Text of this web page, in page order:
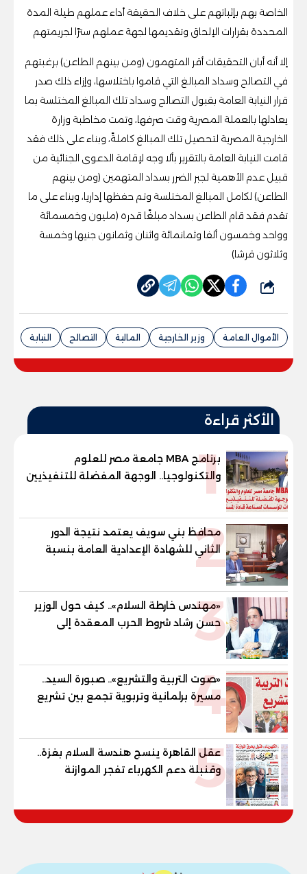
الخاصة بهم بإثباتهم على خلاف الحقيقة أداء عملهم طيلة المدة
المحددة بقرارات الإلحاق وتقديمها لجهة عملهم سترًا لجريمتهم
إلا أنه أبان التحقيقات أقر المتهمون (ومن بينهم الطاعن) برغبتهم
في التصالح وسداد المبالغ التي قاموا باختلاسها، وإزاء ذلك صدر
قرار النيابة العامة بقبول التصالح وسداد تلك المبالغ المختلسة بما
يعادلها بالعملة المصرية وقت صرفها، وتمت مخاطبة وزارة
الخارجية المصرية لتحصيل تلك المبالغ كاملةً، وبناء على ذلك فقد
قامت النيابة العامة بالتقرير بألا وجه لإقامة الدعوى الجنائية من
قبيل عدم الأهمية لجبر الضرر بسداد المتهمين (ومن بينهم
الطاعن) لكامل المبالغ المختلسة وتم حفظها إداريا، وبناء على ما
تقدم فقد قام الطاعن بسداد مبلغًا قدره (مليون وخمسمائة
وواحد وخمسون ألفا وثمانمائة واثنان وثمانون جنيها وخمسة
وثلاثون قرشا)
شارك
الأموال العامة وزير الخارجية المالية التصالح النيابة
الأكثر قراءة
1
برنامج MBA جامعة مصر للعلوم
والتكنولوجيا.. الوجهة المفضلة للتنفيذيين
وقيادات المؤسسات لصناعة قادة
2
محافظ بني سويف يعتمد نتيجة الدور
الثاني للشهادة الإعدادية العامة بنسبة
والنور للمكفوفين
3
«مهندس خارطة السلام».. كيف حول الوزير
حسن رشاد شروط الحرب المعقدة إلى
"خارطة طريق" للانسحاب والإعمار؟
4
«صوت التربية والتشريع».. صبورة السيد..
مسيرة برلمانية وتربوية تجمع بين تشريع
القوانين وصناعة الأجيال لبناء الإنسان
5
عقل القاهرة ينسج هندسة السلام بغزة..
وقنبلة دعم الكهرباء تفجر الموازنة